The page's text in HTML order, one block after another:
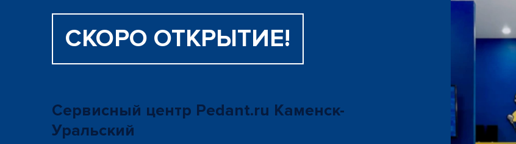
СКОРО ОТКРЫТИЕ!
Сервисный центр Pedant.ru Каменск-
Уральский